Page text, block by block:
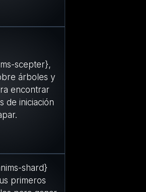
scepter},
árboles y
encontrar
de iniciación
shard}
primeros